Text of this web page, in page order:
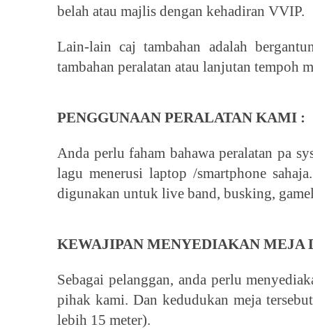
belah atau majlis dengan kehadiran VVIP.
Lain-lain caj tambahan adalah
tambahan peralatan atau lanjutan tempoh
PENGGUNAAN PERALATAN KAMI :
Anda perlu faham bahawa peralatan pa
lagu menerusi laptop /smartphone
digunakan untuk live band, busking,
KEWAJIPAN MENYEDIAKAN MEJA
Sebagai pelanggan, anda perlu
pihak kami. Dan kedudukan meja
lebih 15 meter).